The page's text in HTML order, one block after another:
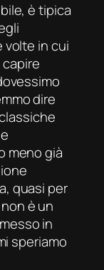
è tipica
volte in cui
dire
meno già
quasi per
non è un
in
speriamo